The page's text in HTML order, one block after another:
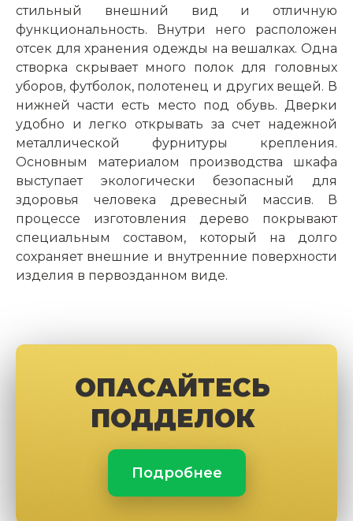
стильный внешний вид и отличную
функциональность. Внутри него расположен
отсек для хранения одежды на вешалках. Одна
створка скрывает много полок для головных
уборов, футболок, полотенец и других вещей. В
нижней части есть место под обувь. Дверки
удобно и легко открывать за счет надежной
металлической фурнитуры крепления.
Основным материалом производства шкафа
выступает экологически безопасный для
здоровья человека древесный массив. В
процессе изготовления дерево покрывают
специальным составом, который на долго
сохраняет внешние и внутренние поверхности
изделия в первозданном виде.
ОПАСАЙТЕСЬ
ПОДДЕЛОК
Подробнее